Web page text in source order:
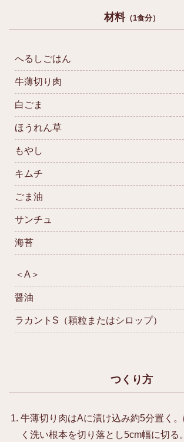
材料（1食分）
へるしごはん
牛薄切り肉
白ごま
ほうれん草
もやし
キムチ
ごま油
サンチュ
海苔
＜A＞
醤油
ラカントS（顆粒またはシロップ）
つくり方
牛薄切り肉はAに漬け込み約5分置く
く洗い根本を切り落とし5cm幅に切る。